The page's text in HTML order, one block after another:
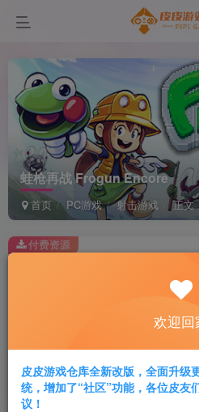
蛙枪再战 Frogun Encore
首页 PC游戏 射击游戏 正文
此内容为付费资源，请付费后查看
2
黄金会员免费
付费资源
欢迎回
皮皮游戏仓库全新改版，全面升级
统，增加了“社区”功能，各位皮友
议！